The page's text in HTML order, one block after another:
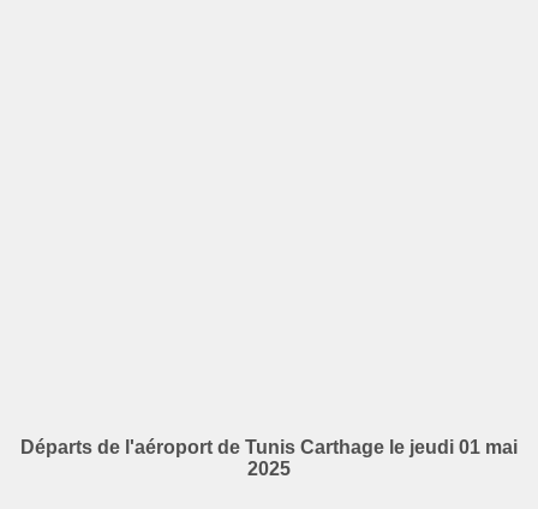
Départs de l'aéroport de Tunis Carthage le jeudi 01 mai
2025